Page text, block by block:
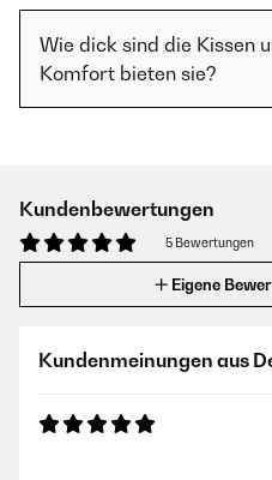
Wie dick sind die Kissen
Komfort bieten sie?
Kundenbewertungen
5 Bewertungen
Eigene
Kundenmeinungen aus